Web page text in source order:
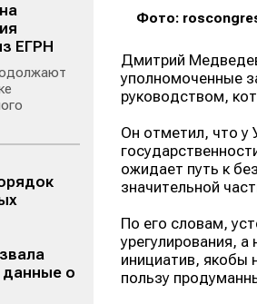
Фото:
Дмитрий
уполномоченные
руководством,
Он отметил, что у
ожидает путь к
значительной
По его словам,
урегулирования,
инициатив, якобы
пользу
ЕГРН
о